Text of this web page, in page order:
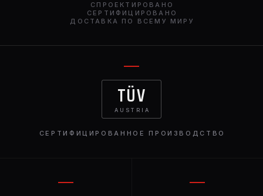
всему миру, придают роскошный и
высокопроизводительный вид вашему Mercedes G-
СПРОЕКТИРОВАНО
СЕРТИФИЦИРОВАНО
ДОСТАВКА ПО ВСЕМУ МИРУ
TÜV
AUSTRIA
СЕРТИФИЦИРОВАННОЕ ПРОИЗВОДСТВО